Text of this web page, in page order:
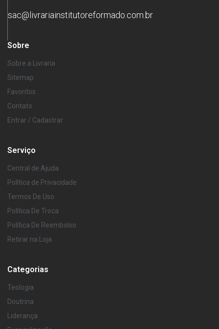
sac@livrariainstitutoreformado.com.br
Sobre
Sobre a Livraria
Sitemap
Favoritos
Contato
Entrar / Cadastrar
Serviço
Central de Ajuda
Política de Privacidade
Termos De Uso
Política De Troca
Política De Reembolso
Retirar na Loja
Categorias
Teologia
Doutrina
Liderança